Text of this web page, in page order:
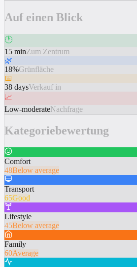
Auf einen Blick
🕐
15 minZum Zentrum
🌿
18%Grünfläche
📅
38 daysVerkauf in
📈
Low-moderateNachfrage
Kategoriebewertung
Comfort
48Below average
Transport
65Good
Lifestyle
45Below average
Family
60Average